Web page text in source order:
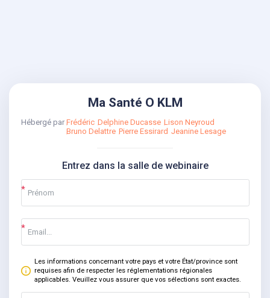
Ma Santé O KLM
Hébergé par Frédéric Delphine Ducasse Lison Neyroud
Bruno Delattre Pierre Essirard Jeanine Lesage
Entrez dans la salle de webinaire
Les informations concernant votre pays et votre État/province sont
requises afin de respecter les réglementations régionales
applicables. Veuillez vous assurer que vos sélections sont exactes.